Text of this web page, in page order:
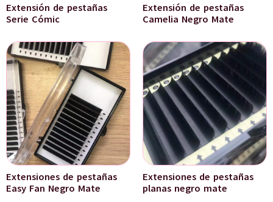
Extensión de pestañas
Serie Cómic
Extensión de pestañas
Camelia Negro Mate
Extensiones de pestañas
Easy Fan Negro Mate
Extensiones de pestañas
planas negro mate